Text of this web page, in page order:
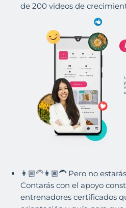
de 200 videos de
👩🏼🦳👩🏽🦱 Pero no
Contarás con el apoyo
entrenadores certificados